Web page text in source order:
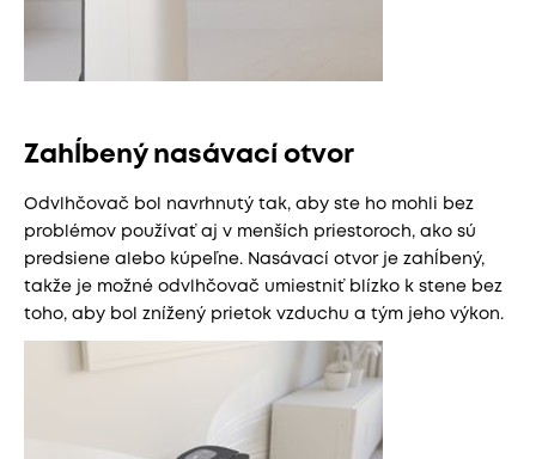
Zahĺbený nasávací otvor
Odvlhčovač bol navrhnutý tak, aby ste ho mohli bez
problémov používať aj v menších priestoroch, ako sú
predsiene alebo kúpeľne. Nasávací otvor je zahĺbený,
takže je možné odvlhčovač umiestniť blízko k stene bez
toho, aby bol znížený prietok vzduchu a tým jeho výkon.